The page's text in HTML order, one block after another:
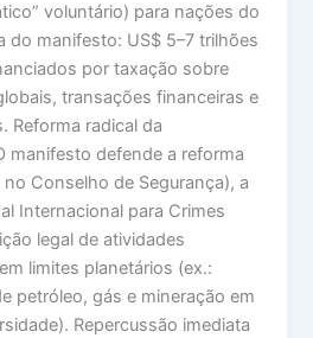
voluntário) para nações do
do manifesto: US$ 5–7 trilhões
por taxação sobre
transações financeiras e
Reforma radical da
manifesto defende a reforma
Conselho de Segurança), a
Internacional para Crimes
legal de atividades
limites planetários (ex.:
petróleo, gás e mineração em
Repercussão imediata